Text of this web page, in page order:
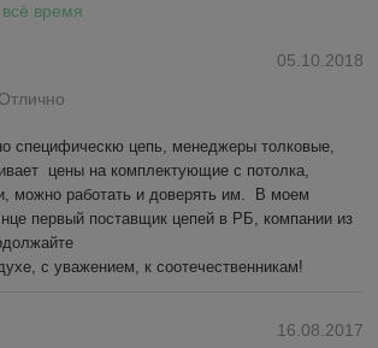
время
05.10.2018
Отлично
специфическю цепь, менеджеры толковые,
цены на комплектующие с потолка,
можно работать и доверять им.  В моем
первый поставщик цепей в РБ, компании из
с уважением, к соотечественникам!
16.08.2017